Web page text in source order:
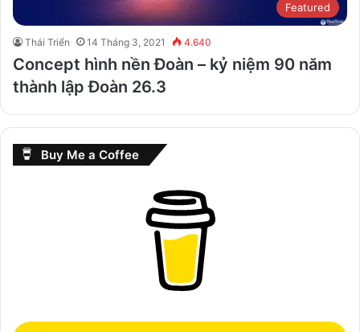
Featured
Thái Triển 14 Tháng 3, 2021 4.640
Concept hình nền Đoàn – kỷ niệm 90 năm
thành lập Đoàn 26.3
Buy Me a Coffee